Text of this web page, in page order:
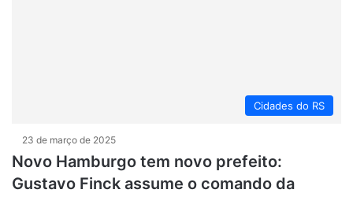
Cidades do RS
23 de março de 2025
Novo Hamburgo tem novo prefeito:
Gustavo Finck assume o comando da